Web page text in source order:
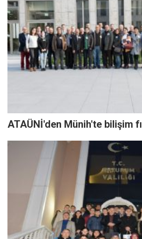
ATAÜNİ'den Münih'te bilişim